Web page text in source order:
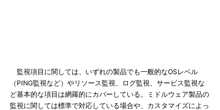
監視項目に関しては、いずれの製品でも一般的なOSレベル
（PING監視など）やリソース監視、ログ監視、サービス監視な
ど基本的な項目は網羅的にカバーしている。ミドルウェア製品の
監視に関しては標準で対応している場合や、カスタマイズによっ